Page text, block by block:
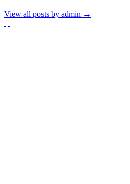
View all posts by admin →